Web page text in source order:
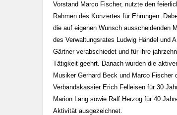
Vorstand Marco Fischer, nutzte den
Rahmen des Konzertes für Ehrungen.
die auf eigenen Wunsch ausscheidenden
des Verwaltungsrates Ludwig Händel und
Gärtner verabschiedet und für ihre
Tätigkeit geehrt. Danach wurden die
Musiker Gerhard Beck und Marco Fischer
Verbandskassier Erich Felleisen für 30
Marion Lang sowie Ralf Herzog für 40
Aktivität ausgezeichnet.